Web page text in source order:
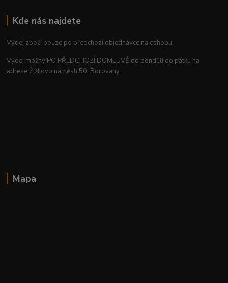
Kde nás najdete
Výdej zboží pouze po předchozí objednávce na eshopu.
Výdej možný PO PŘEDCHOZÍ DOMLUVĚ od pondělí do pátku na
adrese Žižkovo náměstí 50, Borovany.
Mapa